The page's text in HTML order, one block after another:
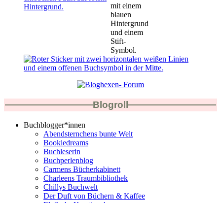
Blogroll
Buchblogger*innen
Abendsternchens bunte Welt
Bookiedreams
Buchleserin
Buchperlenblog
Carmens Bücherkabinett
Charleens Traumbibliothek
Chillys Buchwelt
Der Duft von Büchern & Kaffee